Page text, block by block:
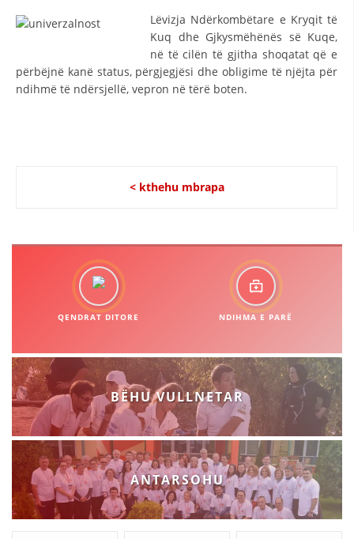
DORACAKË
MATERIAL EDUKATIVO INFORMATIV
Lëvizja Ndërkombëtare e Kryqit të
Kuq dhe Gjkysmëhënës së Kuqe,
në të cilën të gjitha shoqatat që e
përbëjnë kanë status, përgjegjësi dhe obligime të njëjta për
ndihmë të ndërsjellë, vepron në tërë boten.
< kthehu mbrapa
QENDRAT DITORE NDIHMA E PARË
BËHU VULLNETAR
ANTARSOHU